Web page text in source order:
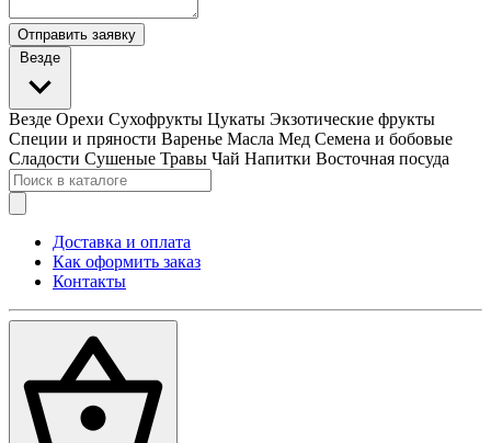
Отправить заявку
Везде
Везде Орехи Сухофрукты Цукаты Экзотические фрукты
Специи и пряности Варенье Масла Мед Семена и бобовые
Сладости Сушеные Травы Чай Напитки Восточная посуда
Доставка и оплата
Как оформить заказ
Контакты